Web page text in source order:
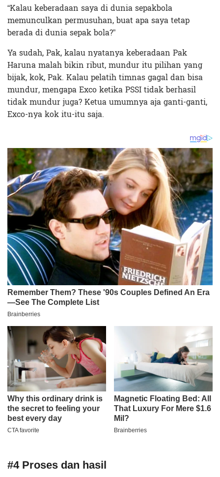
“Kalau keberadaan saya di dunia sepakbola
memunculkan permusuhan, buat apa saya tetap
berada di dunia sepak bola?”
Ya sudah, Pak, kalau nyatanya keberadaan Pak
Haruna malah bikin ribut, mundur itu pilihan yang
bijak, kok, Pak. Kalau pelatih timnas gagal dan bisa
mundur, mengapa Exco ketika PSSI tidak berhasil
tidak mundur juga? Ketua umumnya aja ganti-ganti,
Exco-nya kok itu-itu saja.
#4 Proses dan hasil